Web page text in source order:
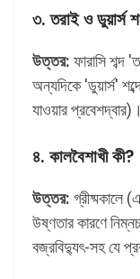
৩. তরাই ও ডুয়ার্স
উত্তর: ফারাসি শব্দ
অন্যদিকে 'ডুয়ার্স'
যাওয়ার প্রবেশদ্বার)।
৪. কালবৈশাখী কী?
উত্তর: গ্রীষ্মকালে
উষ্ণতার কারণে
বজ্রবিদ্যুৎ-সহ যে